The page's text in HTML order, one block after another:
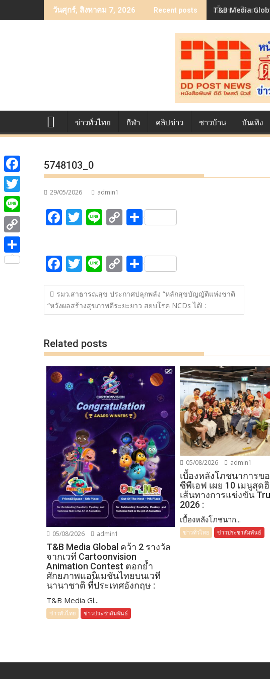
to
วันศุกร์, สิงหาคม 7, 2026 Recent posts เบื้องหลังโภชนาก
ข่าวทั่วไทย กีฬา คลิปข่าว ชาวบ้าน บันเทิง
5748103_0
29/05/2026 admin1
F
ac
b
o
o
k
T
w
er
Li
n
C
o
y
Li
n
k
S
h
e
F
ac
e
b
o
k
T
w
itt
er
Li
n
e
C
o
p
y
k
S
h
ar
e
แนะแนว
เรื่อง
รมว.สาธารณสุข ประกาศปลุกพลัง “หลักสุขบัญญัติแห่งชาติ
“หวังผลสร้างสุขภาพดีระยะยาว สยบโรค NCDs ได้! :
Related posts
05/08/2026 admin1
T&B Media Global คว้า 2 รางวัล
จากเวที Cartoonvision
Animation Contest ตอกย้ำ
ศักยภาพแอนิเมชันไทยบนเวที
นานาชาติ ที่ประเทศอังกฤษ :
T&B Media Gl...
ข่าวทั่วไทย ข่าวประชาสัมพันธ์
05/08/2026 admin1
เบื้องหลังโภชนาการข
ซีพีเอฟ เผย 10 เมนูสุด
เส้นทางการแข่งขัน
2026 :
เบื้องหลังโภชนาก...
ข่าวทั่วไทย ข่าวประชาสัมพันธ์
F
a
c
e
b
o
T
w
i
t
t
L
i
n
C
o
S